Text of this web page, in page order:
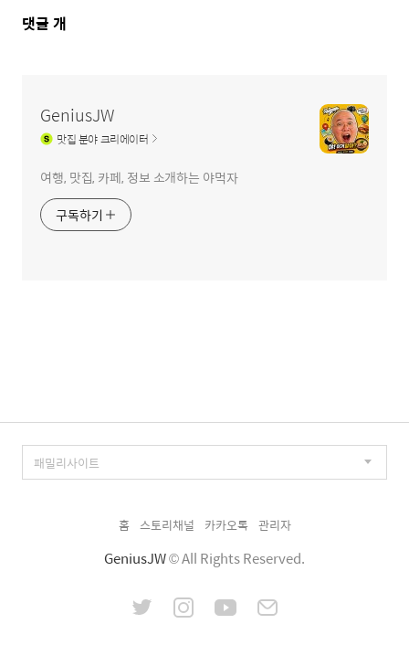
댓
댓글 개
GeniusJW
맛집분야 크리에이터
여행, 맛집, 카페, 정보 소개하는 야먹자
구독하기
홈 스토리채널 카카오톡 관리자
GeniusJW© All Rights Reserved.